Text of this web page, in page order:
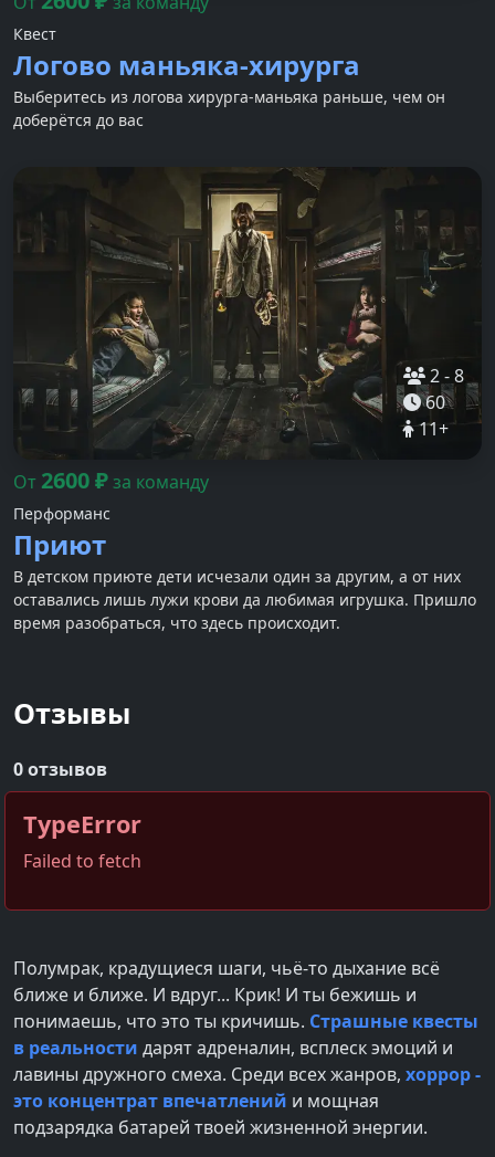
Квест
Логово маньяка-хирурга
Выберитесь из логова хирурга-маньяка раньше, чем он
доберётся до вас
2-8
60
11+
От 2600₽за команду
Перформанс
Приют
В детском приюте дети исчезали один за другим, а от них
оставались лишь лужи крови да любимая игрушка. Пришло
время разобраться, что здесь происходит.
Отзывы
0 отзывов
TypeError
Failed to fetch
Полумрак, крадущиеся шаги, чьё-то дыхание всё
ближе и ближе. И вдруг... Крик! И ты бежишь и
понимаешь, что это ты кричишь. Страшные квесты
в реальности дарят адреналин, всплеск эмоций и
лавины дружного смеха. Среди всех жанров, хоррор -
это концентрат впечатлений и мощная
подзарядка батарей твоей жизненной энергии.